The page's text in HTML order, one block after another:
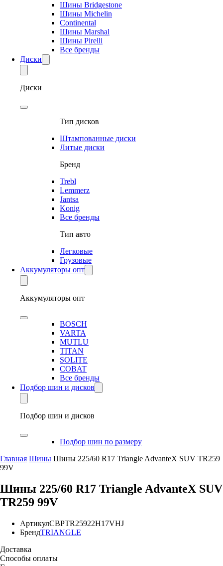
Шины Bridgestone
Шины Michelin
Continental
Шины Marshal
Шины Pirelli
Все бренды
Диски
Диски
Тип дисков
Штампованные диски
Литые диски
Бренд
Trebl
Lemmerz
Jantsa
Konig
Все бренды
Тип авто
Легковые
Грузовые
Аккумуляторы опт
Аккумуляторы опт
BOSCH
VARTA
MUTLU
TITAN
SOLITE
COBAT
Все бренды
Подбор шин и дисков
Подбор шин и дисков
Подбор шин по размеру
Главная Шины Шины 225/60 R17 Triangle AdvanteX SUV TR259
99V
Шины 225/60 R17 Triangle AdvanteX SUV
TR259 99V
АртикулCBPTR25922H17VHJ
БрендTRIANGLE
Доставка
Способы оплаты